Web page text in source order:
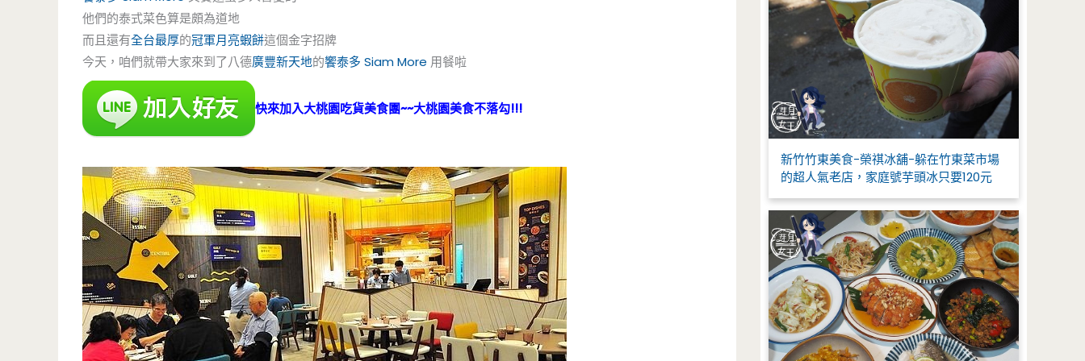
他們的泰式菜色算是頗為道地
而且還有全台最厚的冠軍月亮蝦餅這個金字招牌
今天，咱們就帶大家來到了八德廣豐新天地的饗泰多 Siam More 用餐啦
快來加入大桃園吃貨美食團~~大桃園美食不落勾!!!
新竹竹東美食-榮祺冰舖-躲在竹東菜市場
的超人氣老店，家庭號芋頭冰只要120元